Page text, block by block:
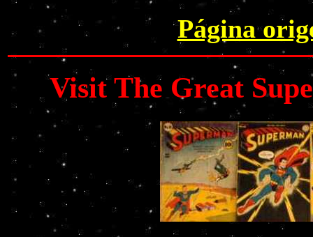
Página
Visit The Great